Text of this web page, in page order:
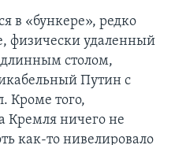
в «бункере», редко
физически удаленный
длинным столом,
Путин с
Кроме того,
Кремля ничего не
как-то нивелировало